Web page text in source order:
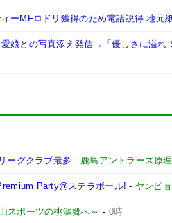
ーMFロドリ獲得のため電話説得 地元
娘との写真添え発信→「優しさに溢れ
ーグクラブ最多 - 鹿島アントラーズ原
Party@ステラボール! - ヤンピ
スポーツの桃源郷へ～ - 0時